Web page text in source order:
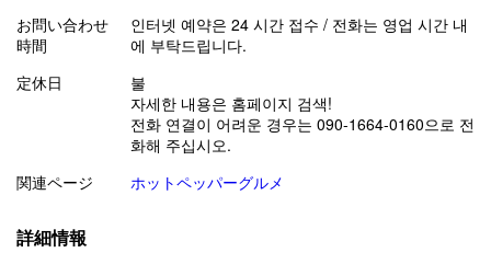
お問い合わせ
時間
인터넷 예약은 24 시간 접수 / 전화는 영업 시간 내
에 부탁드립니다.
定休日
불
자세한 내용은 홈페이지 검색!
전화 연결이 어려운 경우는 090-1664-0160으로 전
화해 주십시오.
関連ページ
ホットペッパーグルメ
詳細情報